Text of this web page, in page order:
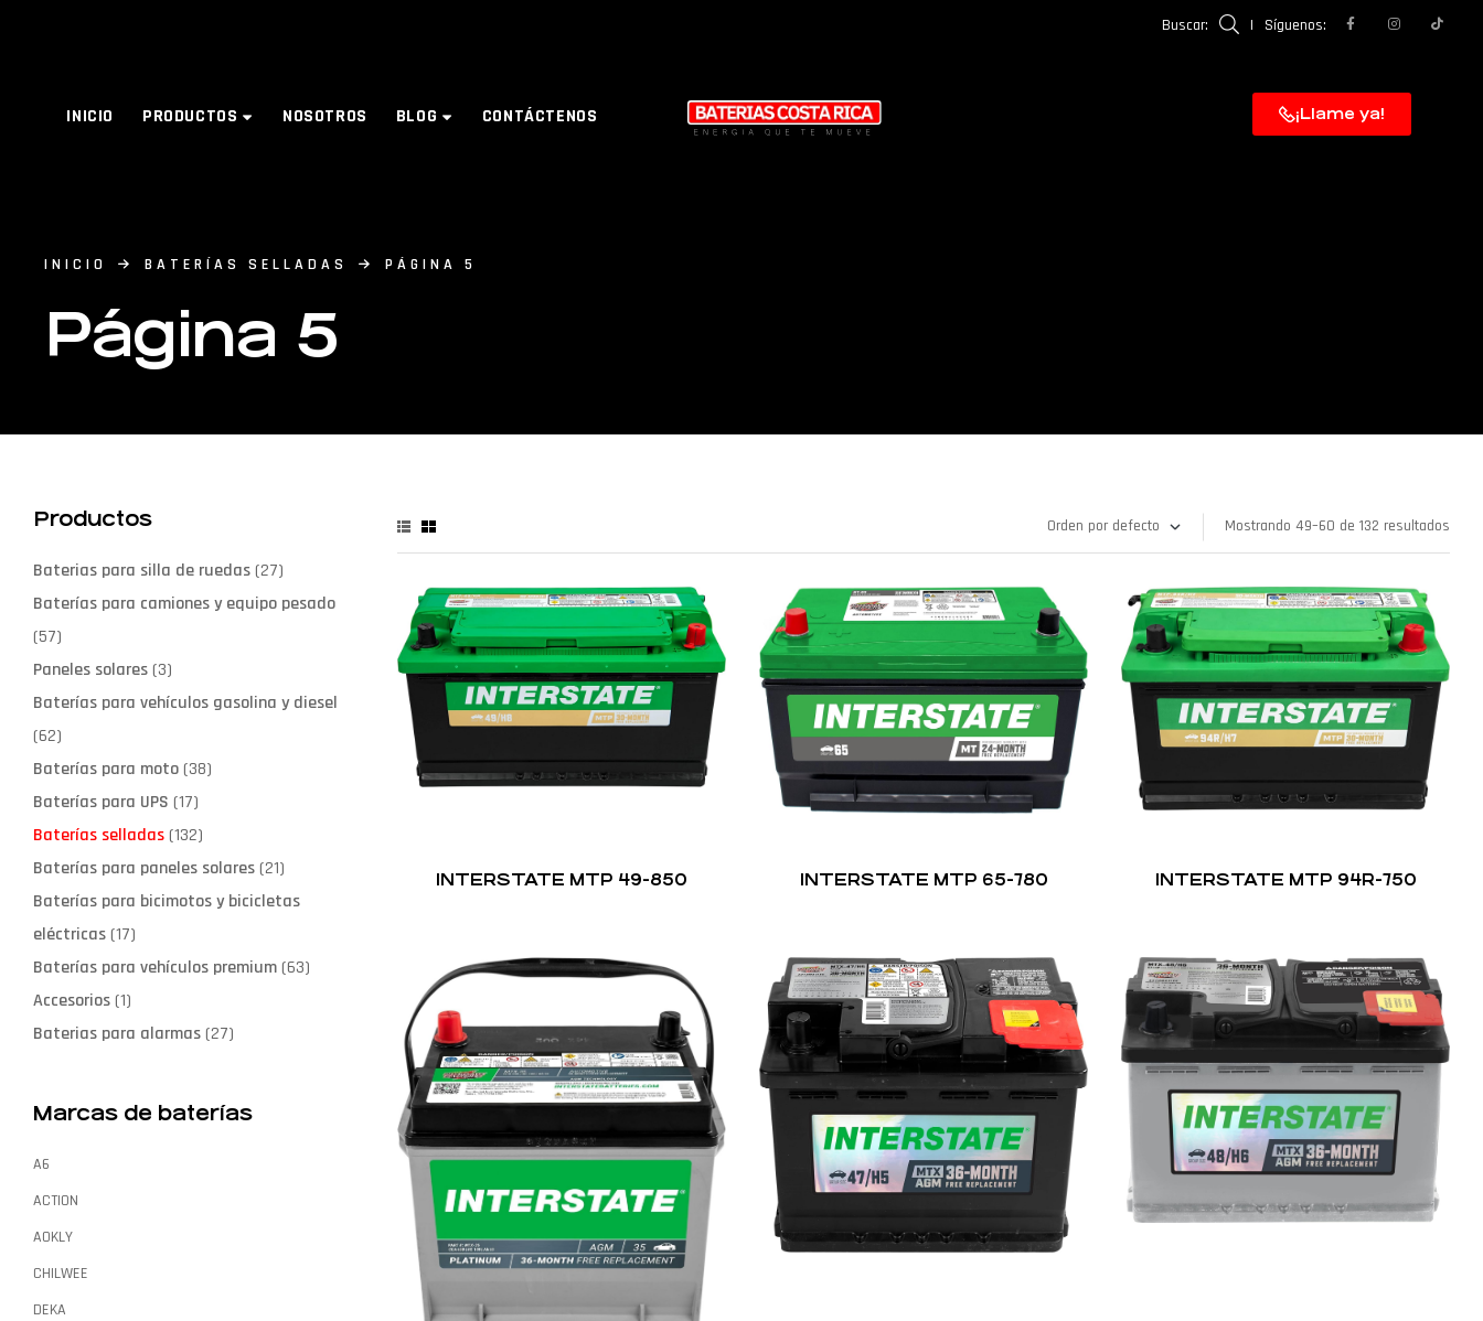
Buscar: | Síguenos:
INICIO PRODUCTOS NOSOTROS BLOG CONTÁCTENOS ¡Llame ya!
INICIO BATERÍAS SELLADAS PÁGINA 5
Página 5
Mostrando 49–60 de 132 resultados
INTERSTATE MTP 49-850 INTERSTATE MTP 65-780 INTERSTATE MTP 94R-750
Productos
Baterias para silla de ruedas(27)
Baterías para camiones y equipo pesado
(57)
Paneles solares(3)
Baterías para vehículos gasolina y diesel
(62)
Baterías para moto(38)
Baterías para UPS (17)
Baterías selladas(132)
Baterías para paneles solares(21)
Baterías para bicimotos y bicicletas
eléctricas(17)
Baterías para vehículos premium(63)
Accesorios(1)
Baterias para alarmas(27)
Marcas de baterías
A6
ACTION
AOKLY
CHILWEE
DEKA